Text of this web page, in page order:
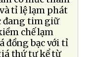
tỉ lệ lạm phát
đang tim giữ
chế lạm
đồng bạc với tỉ
thứ tư kể từ